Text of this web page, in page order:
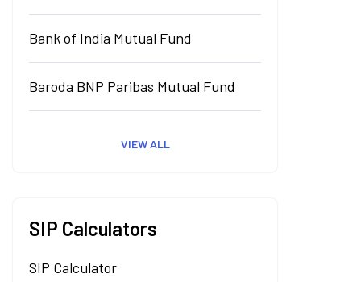
Bank of India Mutual Fund
Baroda BNP Paribas Mutual Fund
VIEW ALL
SIP Calculators
SIP Calculator